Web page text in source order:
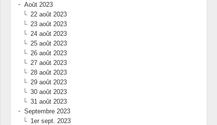
Août 2023
22 août 2023
23 août 2023
24 août 2023
25 août 2023
26 août 2023
27 août 2023
28 août 2023
29 août 2023
30 août 2023
31 août 2023
Septembre 2023
1er sept. 2023